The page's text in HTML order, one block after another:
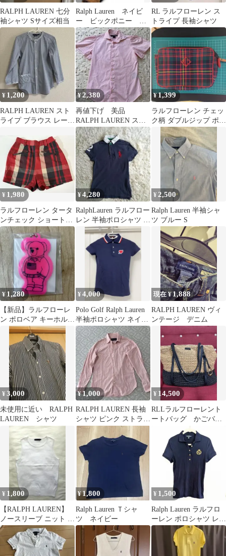
RALPH LAUREN 七分
袖シャツ Sサイズ相当
Ralph Lauren ネイビ
ー ビックポニー ぴ
ちT y2k 夏 短丈
RL ラルフローレン ス
トライプ 長袖シャツ
¥ 1,200
RALPH LAUREN スト
ライプ ブラウス レース
¥2,380
再値下げ 美品
RALPH LAUREN スト
ライプ 綿100% スイス
布地
¥1,399
ラルフローレン チェッ
ク柄 ダブルジップ ポー
¥ 1,980
ラルフローレン タータ
ンチェック ショートパ
ンツ 赤 レディース 綿
¥4,280
RalphLauren ラルフロー
レン 半袖ポロシャツ ビ
ッグポニー
¥ 2,500
Ralph Lauren 半袖シャ
ツ ブルー S
¥ 1,280
【新品】ラルフローレ
ン ポロベア キーホルダ
ー ピンク
¥4,000
Polo Golf Ralph Lauren
半袖ポロシャツ ネイビ
ー XXS
現在 ¥ 1,888
RALPH LAUREN ヴィ
ンテージ デニム
¥3,000
未使用に近い RALPH
LAUREN シャツ
¥1,000
RALPH LAUREN 長袖
シャツ ピンク ストライ
プ サイズ7
¥ 14,500
RLLラルフローレント
ートバッグ かごバッ
¥ 1,800
【RALPH LAUREN】
ノースリーブ ニット ホ
ワイト M
¥1,800
Ralph Lauren Ｔシャ
ツ ネイビー
¥ 1,500
Ralph Lauren ラルフロ
ーレン ポロシャツ レデ
ィース ネイビー 半袖